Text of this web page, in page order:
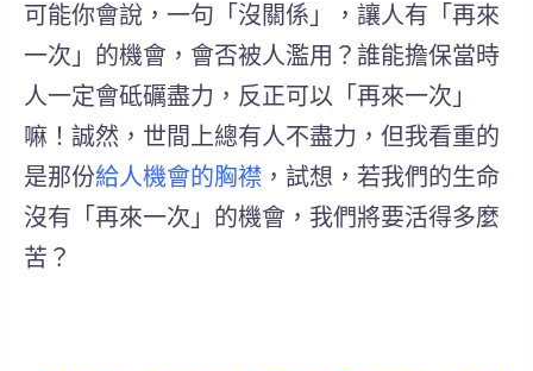
可能你會說，一句「沒關係」，讓人有「再來
一次」的機會，會否被人濫用？誰能擔保當時
人一定會砥礪盡力，反正可以「再來一次」
嘛！誠然，世間上總有人不盡力，但我看重的
是那份給人機會的胸襟，試想，若我們的生命
沒有「再來一次」的機會，我們將要活得多麼
苦？